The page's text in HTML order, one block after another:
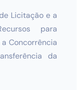
Licitação e a
para
Concorrência
da